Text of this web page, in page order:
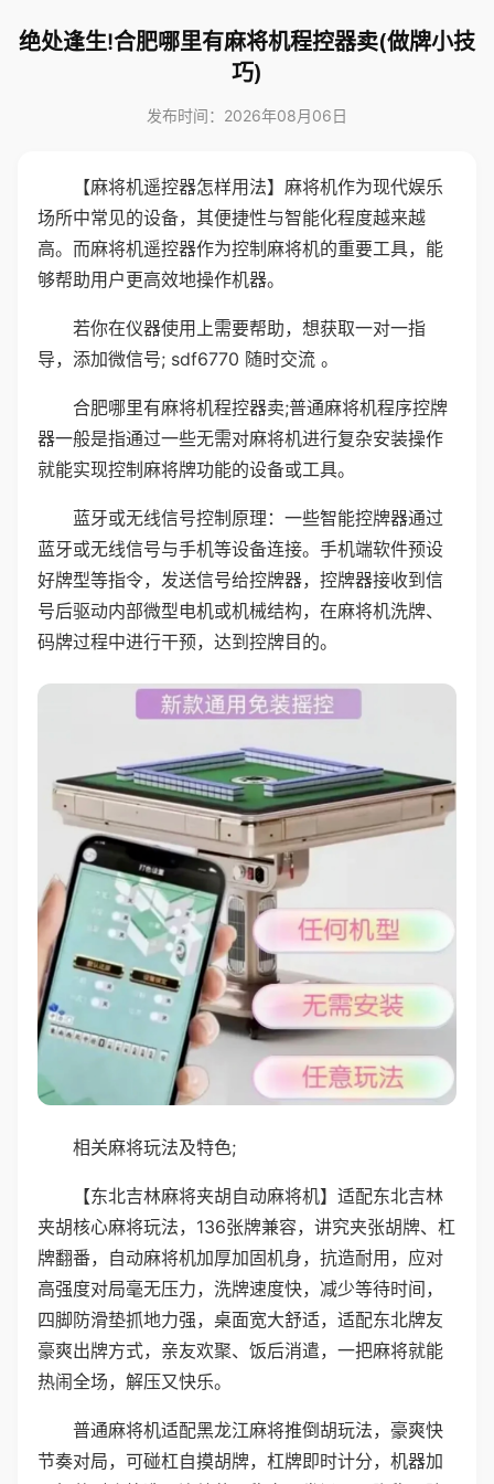
绝处逢生!合肥哪里有麻将机程控器卖(做牌小技
巧)
发布时间：2026年08月06日
【麻将机遥控器怎样用法】麻将机作为现代娱乐
场所中常见的设备，其便捷性与智能化程度越来越
高。而麻将机遥控器作为控制麻将机的重要工具，能
够帮助用户更高效地操作机器。
若你在仪器使用上需要帮助，想获取一对一指
导，添加微信号; sdf6770 随时交流 。
合肥哪里有麻将机程控器卖;普通麻将机程序控牌
器一般是指通过一些无需对麻将机进行复杂安装操作
就能实现控制麻将牌功能的设备或工具。
蓝牙或无线信号控制原理：一些智能控牌器通过
蓝牙或无线信号与手机等设备连接。手机端软件预设
好牌型等指令，发送信号给控牌器，控牌器接收到信
号后驱动内部微型电机或机械结构，在麻将机洗牌、
码牌过程中进行干预，达到控牌目的。
相关麻将玩法及特色;
【东北吉林麻将夹胡自动麻将机】适配东北吉林
夹胡核心麻将玩法，136张牌兼容，讲究夹张胡牌、杠
牌翻番，自动麻将机加厚加固机身，抗造耐用，应对
高强度对局毫无压力，洗牌速度快，减少等待时间，
四脚防滑垫抓地力强，桌面宽大舒适，适配东北牌友
豪爽出牌方式，亲友欢聚、饭后消遣，一把麻将就能
热闹全场，解压又快乐。
普通麻将机适配黑龙江麻将推倒胡玩法，豪爽快
节奏对局，可碰杠自摸胡牌，杠牌即时计分，机器加